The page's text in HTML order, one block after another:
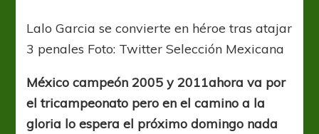
Lalo Garcia se convierte en héroe tras atajar
3 penales Foto: Twitter Selección Mexicana
México campeón 2005 y 2011ahora va por
el tricampeonato pero en el camino a la
gloria lo espera el próximo domingo nada